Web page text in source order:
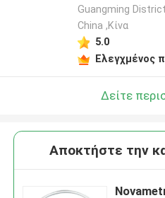
Guangming
China ,Κίνα
5.0
Ελεγχμένος
Δείτε
Αποκτήστε την